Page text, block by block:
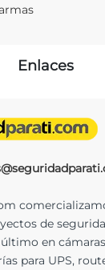
de
en
para UPS,
Enlaces